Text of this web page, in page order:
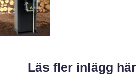
Läs fler inlägg här